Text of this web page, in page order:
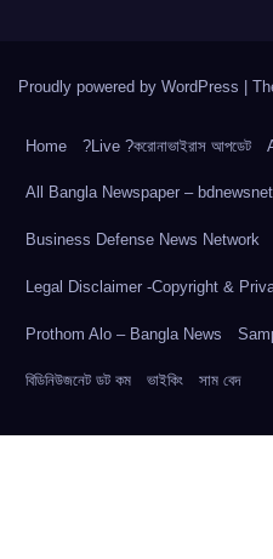
Proudly powered by WordPress
Home ?Live ?করোনাভাইরাস আপডেট
All Bangla Newspaper –
Business Defense News Network
Legal Disclaimer -Copyright &
Prothom Alo – Bangla News
বিডিনিউজনেট ডট কম ভাইকিং সাম বেদ